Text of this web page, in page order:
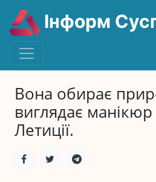
Інформ
Вона обирає
виглядає
Летиції.